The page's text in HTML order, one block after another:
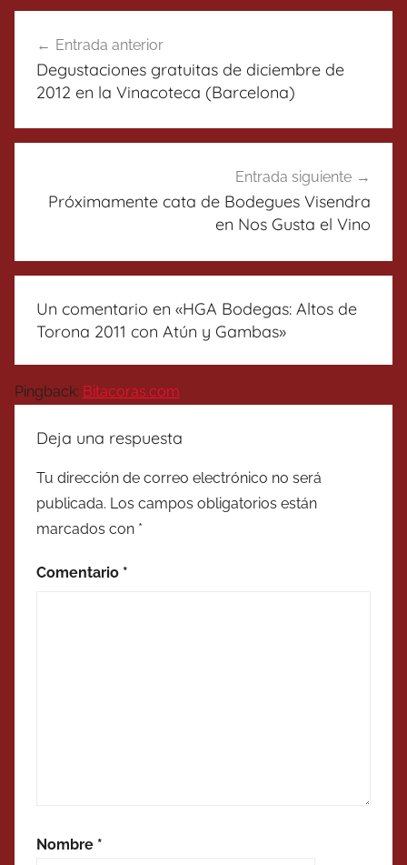
de
entradas
Entrada anterior
Degustaciones gratuitas de diciembre de
2012 en la Vinacoteca (Barcelona)
Entrada siguiente
Próximamente cata de Bodegues Visendra
en Nos Gusta el Vino
Un comentario en «HGA Bodegas: Altos de
Torona 2011 con Atún y Gambas»
Pingback: Bitacoras.com
Deja una respuesta
Tu dirección de correo electrónico no será
publicada. Los campos obligatorios están
marcados con *
Comentario *
Nombre *